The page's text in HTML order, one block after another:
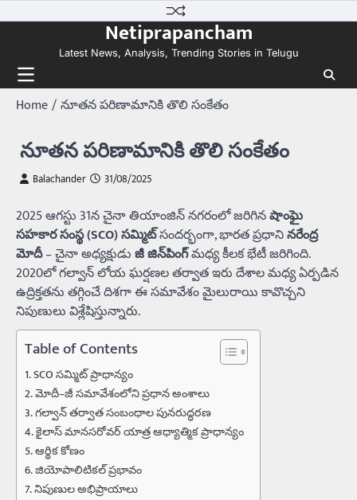
to
Netiprapancham
Latest News, Analysis, Trending Stories in Telugu
Home నూతన పరిణామానికి తొలి సంకేతం
నూతన పరిణామానికి తొలి సంకేతం
Balachander 31/08/2025
2025 ఆగస్టు 31న చైనా తియాంజిన్ నగరంలో జరిగినషాంఘై
సహకార సంస్థ (SCO) సమ్మిట్సందర్భంగా, భారత ప్రధానినరేంద్ర
మోదీ– చైనా అధ్యక్షుడుజీ జిన్‌పింగ్మధ్య కీలక భేటీ జరిగింది.
2020లో గల్వాన్ లోయ ఘర్షణల తర్వాత ఇరు దేశాల మధ్య ఏర్పడిన
ఉద్రిక్తతను తగ్గించే దిశగా ఈ సమావేశం మైలురాయి కావొచ్చని
నిపుణులు విశ్లేషిస్తున్నారు.
Table of Contents
SCO సమ్మిట్ ప్రాధాన్యం
మోదీ–జీ సమావేశంలోని ప్రధాన అంశాలు
గల్వాన్ తర్వాత సంబంధాల పునరుద్ధరణ
కైలాస్ మానసరోవర్ యాత్ర ఆధ్యాత్మిక ప్రాధాన్యం
ఆర్థిక కోణం
జియోపాలిటికల్ ప్రభావం
నిపుణుల అభిప్రాయాలు